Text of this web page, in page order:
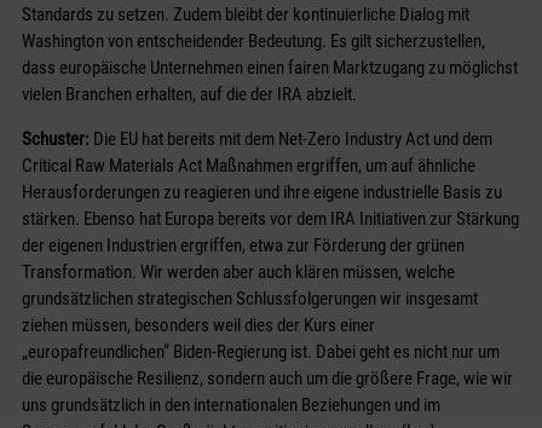
Standards zu setzen. Zudem bleibt der kontinuierliche Dialog mit
Washington von entscheidender Bedeutung. Es gilt sicherzustellen,
dass europäische Unternehmen einen fairen Marktzugang zu möglichst
vielen Branchen erhalten, auf die der IRA abzielt.
Schuster: Die EU hat bereits mit dem Net-Zero Industry Act und dem
Critical Raw Materials Act Maßnahmen ergriffen, um auf ähnliche
Herausforderungen zu reagieren und ihre eigene industrielle Basis zu
stärken. Ebenso hat Europa bereits vor dem IRA Initiativen zur Stärkung
der eigenen Industrien ergriffen, etwa zur Förderung der grünen
Transformation. Wir werden aber auch klären müssen, welche
grundsätzlichen strategischen Schlussfolgerungen wir insgesamt
ziehen müssen, besonders weil dies der Kurs einer
„europafreundlichen“ Biden-Regierung ist. Dabei geht es nicht nur um
die europäische Resilienz, sondern auch um die größere Frage, wie wir
uns grundsätzlich in den internationalen Beziehungen und im